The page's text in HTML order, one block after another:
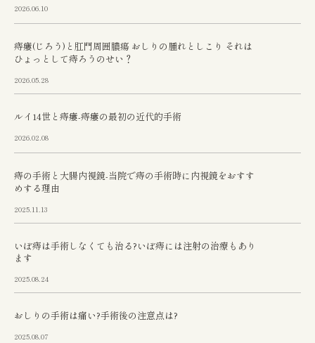
2026.06.10
痔瘻(じろう)と肛門周囲膿瘍 おしりの腫れとしこり それは
ひょっとして痔ろうのせい？
2026.05.28
ルイ14世と痔瘻-痔瘻の最初の近代的手術
2026.02.08
痔の手術と大腸内視鏡-当院で痔の手術時に内視鏡をおすす
めする理由
2025.11.13
いぼ痔は手術しなくても治る?いぼ痔には注射の治療もあり
ます
2025.08.24
おしりの手術は痛い?手術後の注意点は?
2025.08.07